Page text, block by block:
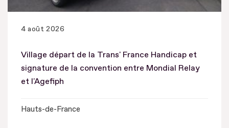
4 août 2026
Village départ de la Trans' France Handicap et
signature de la convention entre Mondial Relay
et l'Agefiph
Hauts-de-France